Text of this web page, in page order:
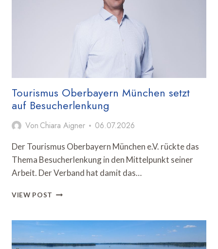
Tourismus Oberbayern München setzt
auf Besucherlenkung
Von Chiara Aigner 06.07.2026
Der Tourismus Oberbayern München e.V. rückte das
Thema Besucherlenkung in den Mittelpunkt seiner
Arbeit. Der Verband hat damit das…
VIEW POST TOURISMUS
SETZT
AUF
BESUCHERLENKUNG